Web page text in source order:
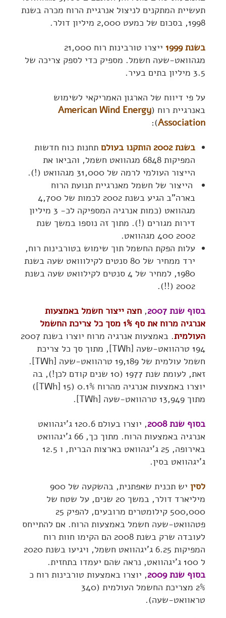
תעשיית המתקנים לניצול אנרגיית הרוח מכרה בשנת
1998, בסכום של כמעט 2,000 מיליון דולר.
בשנת 1999
ייצרו טורבינות רוח 21,000
מגהוואט-שעה חשמל. מספיק כדי לספק צריכה של
3.5 מיליון בתים בעיר.
על פי דיווח של הארגון האמריקאי לשימוש
באנרגיית רוח (American Wind Energy
Association
):
בשנת 2002 הותקנו בעולם
תחנות כוח חדשות
המפיקות 6848 מגהוואט חשמל, והביאו את
הייצור העולמי לרמה של 31,000 מגהוואט (!).
הייצור של חשמל מאנרגיית תנועת הרוח
בארה"ב הגיע בשנת 2002 לכמות של 4,700
מגהוואט (כמות אנרגיה המספיקה לכ- 3 מיליון
דירות מגורים (!). מתוך זה נוספו במשך שנת
2002 400 מגהוואט.
עלות הפקת החשמל תוך שימוש בטורבינות רוח,
ירד ממחיר של 80 סנטים לקילווואט שעה בשנת
1980, למחיר של 4 סנטים לקילוואט שעה בשנת
2002 (!!).
בסוף שנת 2007 , חצה ייצור חשמל באמצעות
אנרגיה מרוח את סף 1% מסך כל צריכת החשמל
העולמית
. באמצעות אנרגיה מרוח יוצרו בשנת 2007
194 טרהוואט-שעה [TWh], מתוך סך כל צריכת
חשמל עולמית של 19,189 טרהוואט-שעה [TWh].
זאת, לעומת שנת 1977 (10 שנים קודם לכן!), בה
יוצרו באמצעות אנרגיה מהרוח 0.1% (15 [TWh])
מתוך 13,949 טרהוואט-שעה [TWh].
בסוף שנת 2008
, יוצרו בעולם 120.6 ג'יגהוואט
אנרגיה באמצעות הרוח. מתוך כך, 66 ג'יגהוואט
באירופה, 25 ג'יגהוואט בארצות הברית, ו 12.5
ג'יגהוואט בסין.
לסין
יש תכנית שאפתנית, בהשקעה של 900
מיליארד דולר, במשך 20 שנים, על שטח של
500,000 קילומטרים מרובעים, להפיק 25
פטהוואט-שעה חשמל באמצעות הרוח. אם להתייחס
לעובדה שרק בשנת 2008 הם הקימו חוות רוח
המפיקות 6.25 ג'יגהוואט חשמל, ויגיעו בשנת 2020
ל 100 ג'יגהוואט, נראה שהם יעמדו בתחזית.
בסוף שנת 2009
, יוצרו באמצעות טורבינות רוח כ
2% מצריכת החשמל העולמית (340
טראוואט-שעה).